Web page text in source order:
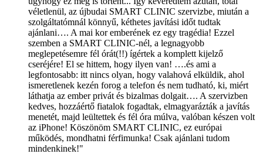
véletlenül, az újbudai SMART CLINIC szervizbe, miután a
szolgáltatómnál könnyű, kéthetes javítási időt tudtak
ajánlani…. A mai kor emberének ez egy tragédia! Ezzel
szemben a SMART CLINIC-nél, a legnagyobb
meglepetésemre fél órát(!!) ígértek a komplett kijelző
cseréjére! El se hittem, hogy ilyen van! ….és ami a
legfontosabb: itt nincs olyan, hogy valahová elküldik, ahol
ismeretlenek kezén forog a telefon és nem tudható, ki, miért
láthatja az ember privát és bizalmas dolgait…. A szervizben
kedves, hozzáértő fiatalok fogadtak, elmagyarázták a javítás
menetét, majd leültettek és fél óra múlva, valóban készen volt
az iPhone! Köszönöm SMART CLINIC, ez európai
működés, mondhatni férfimunka! Csak ajánlani tudom
mindenkinek!"